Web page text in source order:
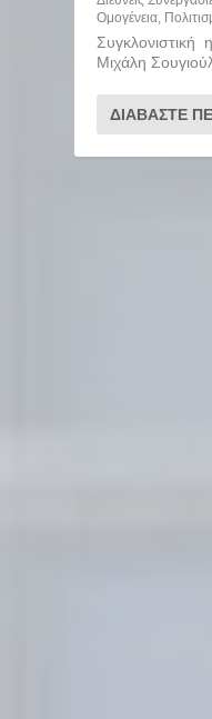
Ομογένεια,
Συγκλονιστική
Μιχάλη
ΔΙΑΒΆΣΤΕ